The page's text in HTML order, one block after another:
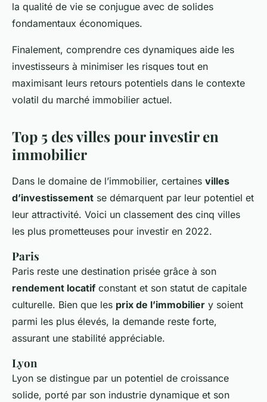
la qualité de vie se conjugue avec de solides
fondamentaux économiques.
Finalement, comprendre ces dynamiques aide les
investisseurs à minimiser les risques tout en
maximisant leurs retours potentiels dans le contexte
volatil du marché immobilier actuel.
Top 5 des villes pour investir en
immobilier
Dans le domaine de l’immobilier, certaines villes
d’investissement se démarquent par leur potentiel et
leur attractivité. Voici un classement des cinq villes
les plus prometteuses pour investir en 2022.
Paris
Paris reste une destination prisée grâce à son
rendement locatif constant et son statut de capitale
culturelle. Bien que les prix de l’immobilier y soient
parmi les plus élevés, la demande reste forte,
assurant une stabilité appréciable.
Lyon
Lyon se distingue par un potentiel de croissance
solide, porté par son industrie dynamique et son